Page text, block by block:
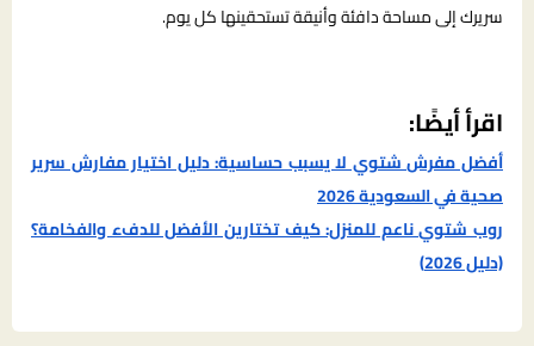
سريرك إلى مساحة دافئة وأنيقة تستحقينها كل يوم.
اقرأ أيضًا:
أفضل مفرش شتوي لا يسبب حساسية: دليل اختيار مفارش سرير
صحية في السعودية 2026
روب شتوي ناعم للمنزل: كيف تختارين الأفضل للدفء والفخامة؟
(دليل 2026)